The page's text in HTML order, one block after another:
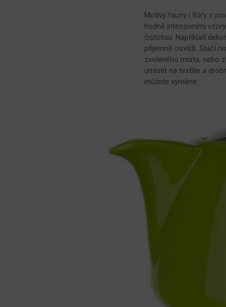
Motivy fauny i flóry z
hodně intenzivními
čistotou. Například
příjemně osvěží. Stačí
zvoleného místa, nebo
umístit na textilie a
můžete vyměnit.